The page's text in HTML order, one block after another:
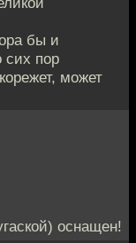
бы и
сих пор
может
оснащен!